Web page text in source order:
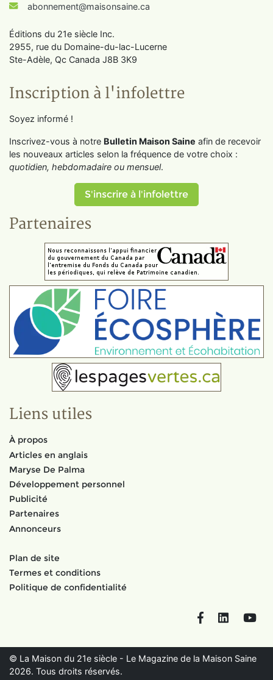
abonnement@maisonsaine.ca
Éditions du 21e siècle Inc.
2955, rue du Domaine-du-lac-Lucerne
Ste-Adèle, Qc Canada J8B 3K9
Inscription à l'infolettre
Soyez informé !
Inscrivez-vous à notre Bulletin Maison Saine afin de recevoir
les nouveaux articles selon la fréquence de votre choix :
quotidien, hebdomadaire ou mensuel.
S'inscrire à l'infolettre
Partenaires
Liens utiles
À propos
Articles en anglais
Maryse De Palma
Développement personnel
Publicité
Partenaires
Annonceurs
Plan de site
Termes et conditions
Politique de confidentialité
FacebookLinkedIn
© La Maison du 21e siècle - Le Magazine de la Maison Saine
2026. Tous droits réservés.